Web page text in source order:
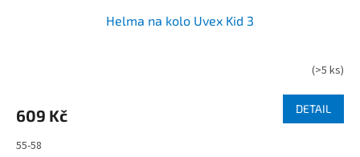
Helma na kolo Uvex Kid 3
(>5 ks)
609 Kč DETAIL
55-58